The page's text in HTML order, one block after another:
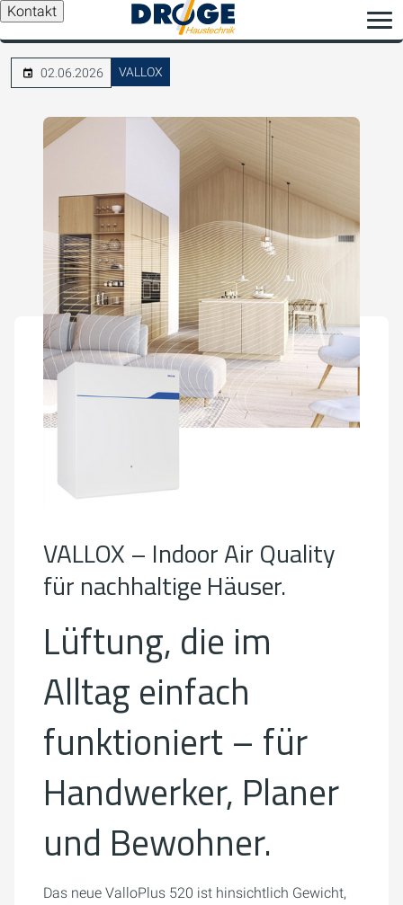
Kontakt
02.06.2026 VALLOX
VALLOX – Indoor Air Quality
für nachhaltige Häuser.
Lüftung, die im
Alltag einfach
funktioniert – für
Handwerker, Planer
und Bewohner.
Das neue ValloPlus 520 ist hinsichtlich Gewicht,